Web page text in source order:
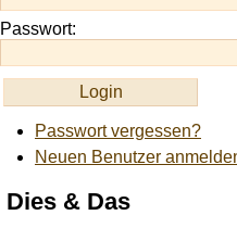
Passwort:
Passwort vergessen?
Neuen Benutzer
Dies & Das